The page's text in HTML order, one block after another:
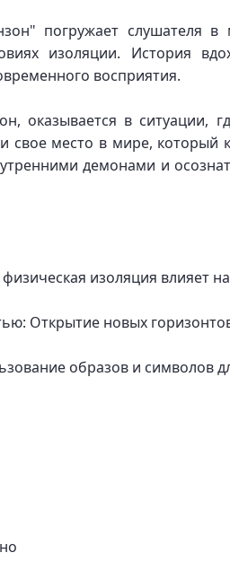
погружает слушателя
изоляции. История
восприятия.
оказывается в ситуации,
свое место в мире,
демонами и
изоляция влияет
Открытие новых
образов и символов